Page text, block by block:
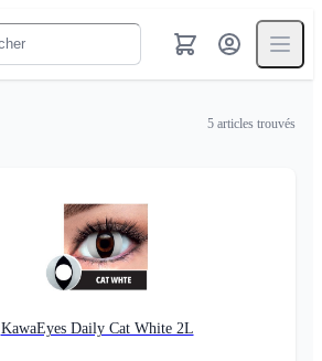
5 articles trouvés
KawaEyes Daily Cat White 2L